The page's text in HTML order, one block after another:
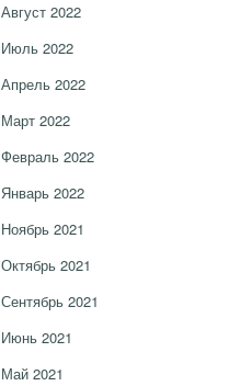
Август 2022
Июль 2022
Апрель 2022
Март 2022
Февраль 2022
Январь 2022
Ноябрь 2021
Октябрь 2021
Сентябрь 2021
Июнь 2021
Май 2021